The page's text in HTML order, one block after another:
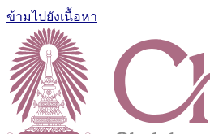
ข้ามไปยังเนื้อหา